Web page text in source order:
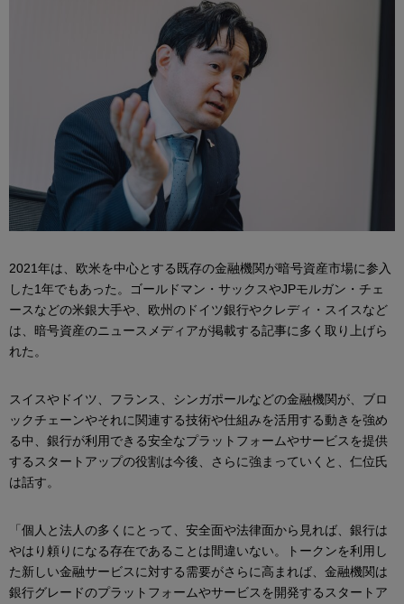
2021年は、欧米を中心とする既存の金融機関が暗号資産市場に参入
した1年でもあった。ゴールドマン・サックスやJPモルガン・チェ
ースなどの米銀大手や、欧州のドイツ銀行やクレディ・スイスなど
は、暗号資産のニュースメディアが掲載する記事に多く取り上げら
れた。
スイスやドイツ、フランス、シンガポールなどの金融機関が、ブロ
ックチェーンやそれに関連する技術や仕組みを活用する動きを強め
る中、銀行が利用できる安全なプラットフォームやサービスを提供
するスタートアップの役割は今後、さらに強まっていくと、仁位氏
は話す。
「個人と法人の多くにとって、安全面や法律面から見れば、銀行は
やはり頼りになる存在であることは間違いない。トークンを利用し
た新しい金融サービスに対する需要がさらに高まれば、金融機関は
銀行グレードのプラットフォームやサービスを開発するスタートア